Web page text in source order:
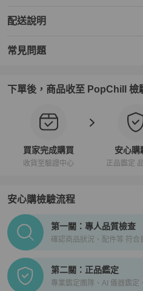
配送說明
常見問題
下單後，商品收至 PopChill 檢
買家完成購買
收貨至驗證中心
安心購
正品鑑定
安心購檢驗流程
PopChill拍拍圈正品驗證、安心
第一關：專人品質檢查
確認商品狀況、配件等 符合
第二關：正品鑑定
專業鑑定團隊、AI 儀器鑑定